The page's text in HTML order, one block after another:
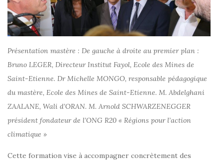
Présentation mastère : De gauche à droite au premier plan :
Bruno LEGER, Directeur Institut Fayol, Ecole des Mines de
Saint-Etienne. Dr Michelle MONGO, responsable pédagogique
du mastère, Ecole des Mines de Saint-Etienne. M. Abdelghani
ZAALANE, Wali d’ORAN. M. Arnold SCHWARZENEGGER
président fondateur de l’ONG R20 « Régions pour l’action
climatique »
Cette formation vise à accompagner concrètement des